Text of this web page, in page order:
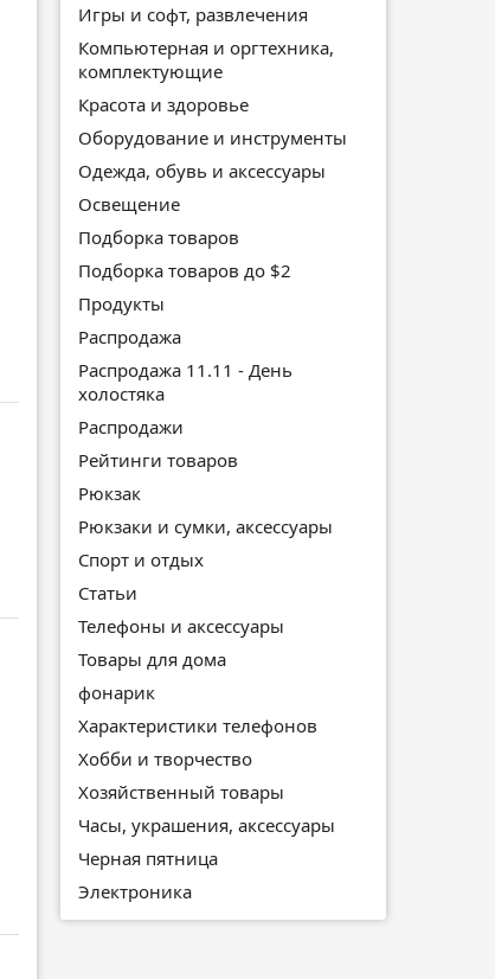
Игры и софт, развлечения
Компьютерная и оргтехника,
комплектующие
Красота и здоровье
Оборудование и инструменты
Одежда, обувь и аксессуары
Освещение
Подборка товаров
Подборка товаров до $2
Продукты
Распродажа
Распродажа 11.11 - День
холостяка
Распродажи
Рейтинги товаров
Рюкзак
Рюкзаки и сумки, аксессуары
Спорт и отдых
Статьи
Телефоны и аксессуары
Товары для дома
фонарик
Характеристики телефонов
Хобби и творчество
Хозяйственный товары
Часы, украшения, аксессуары
Черная пятница
Электроника